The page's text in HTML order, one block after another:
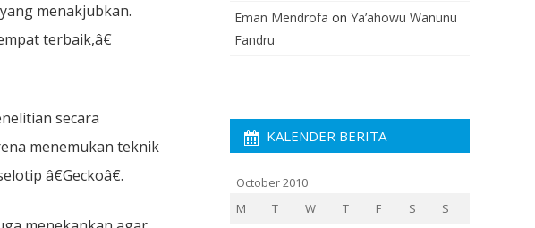
menakjubkan.
terbaik,â€
secara
menemukan teknik
â€Geckoâ€.
Eman Mendrofa on Ya’ahowu Wanunu
Fandru
KALENDER BERITA
October 2010
M
T W T F S
S